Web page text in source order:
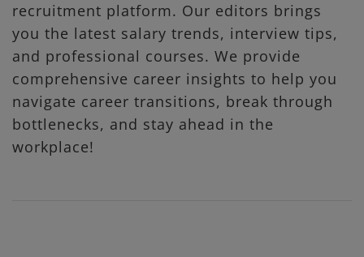
recruitment platform. Our editors brings
you the latest salary trends, interview tips,
and professional courses. We provide
comprehensive career insights to help you
navigate career transitions, break through
bottlenecks, and stay ahead in the
workplace!